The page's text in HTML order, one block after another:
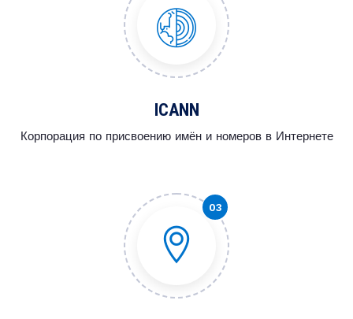
ICANN
Корпорация по присвоению имён и номеров в Интернете